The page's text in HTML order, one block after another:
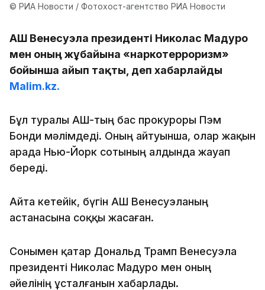
© РИА Новости / Фотохост-агентство РИА Новости
АҚШ Венесуэла президенті Николас Мадуро
мен оның жұбайына «наркотерроризм»
бойынша айып тақты, деп хабарлайды
Malim.kz.
Бұл туралы АҚШ-тың бас прокуроры Пэм
Бонди мәлімдеді. Оның айтуынша, олар жақын
арада Нью-Йорк сотының алдында жауап
береді.
Айта кетейік, бүгін АҚШ Венесуэланың
астанасына соққы жасаған.
Сонымен қатар Дональд Трамп Венесуэла
президенті Николас Мадуро мен оның
әйелінің ұсталғанын хабарлады.